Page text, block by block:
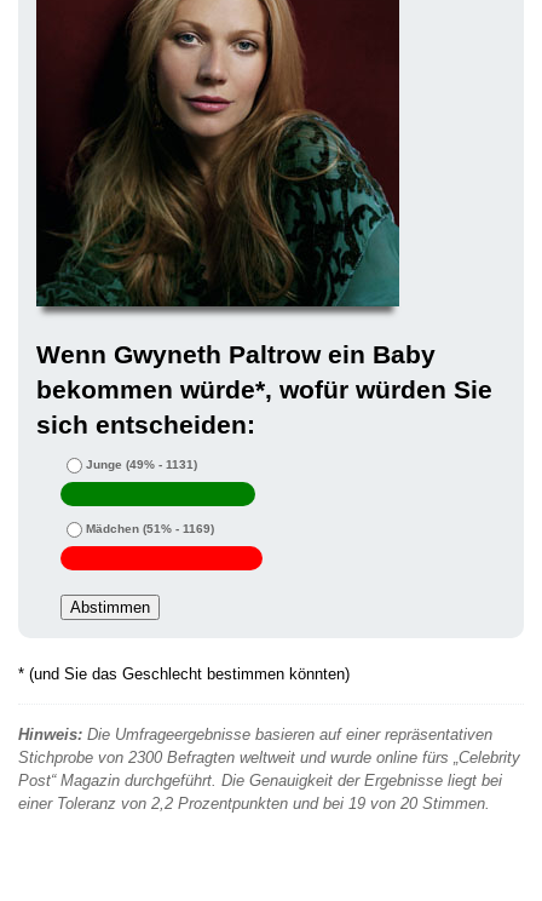
Wenn Gwyneth Paltrow ein Baby
bekommen würde*, wofür würden Sie
sich entscheiden:
Junge (49% - 1131)
Mädchen (51% - 1169)
* (und Sie das Geschlecht bestimmen könnten)
Hinweis: Die Umfrageergebnisse basieren auf einer repräsentativen
Stichprobe von 2300 Befragten weltweit und wurde online fürs „Celebrity
Post“ Magazin durchgeführt. Die Genauigkeit der Ergebnisse liegt bei
einer Toleranz von 2,2 Prozentpunkten und bei 19 von 20 Stimmen.